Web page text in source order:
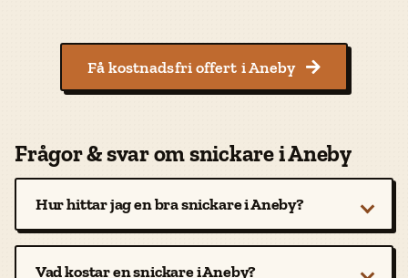
Få kostnadsfri offert i Aneby 
Frågor & svar om snickare i Aneby
Hur hittar jag en bra snickare i Aneby?
Vad kostar en snickare i Aneby?